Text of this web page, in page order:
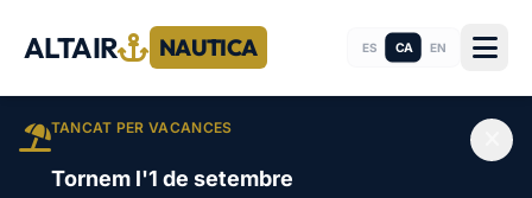
ALTAIR NAUTICA ES CA EN
TANCAT PER VACANCES
Tornem l'1 de setembre